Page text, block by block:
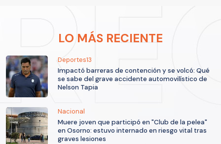
LO MÁS RECIENTE
Deportes13
Impactó barreras de contención y se volcó: Qué
se sabe del grave accidente automovilístico de
Nelson Tapia
Nacional
Muere joven que participó en "Club de la pelea"
en Osorno: estuvo internado en riesgo vital tras
graves lesiones